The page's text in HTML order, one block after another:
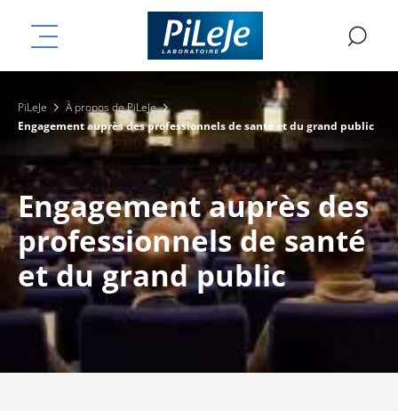
MENU
PiLeJe
À propos de PiLeJe
Engagement auprès des professionnels de santé et du grand public
Engagement auprès des
professionnels de santé
et du grand public